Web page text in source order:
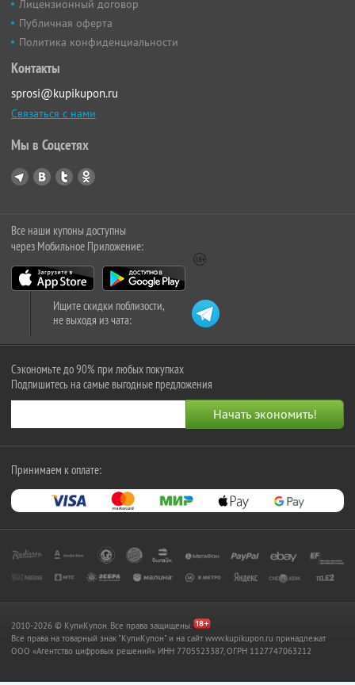
Лицензионный договор
Публичная оферта
Политика конфиденциальности
Контакты
sprosi@kupikupon.ru
Связаться с нами
Мы в Соцсетях
Все наши купоны доступны
через Мобильное Приложение:
Ищите скидки поблизости,
не выходя из чата:
Сэкономьте до 90% при любых покупках
Подпишитесь на самые выгодные предложения
Принимаем к оплате:
2010-2026 © КупиКупон. Все права защищены.
Все права на товарный знак "КупиКупон" и на сайт www.kupikupon.ru принадлежат
OOO «Агентство цифровых решений» ИНН 7705523387, ОГРН 1127747063212